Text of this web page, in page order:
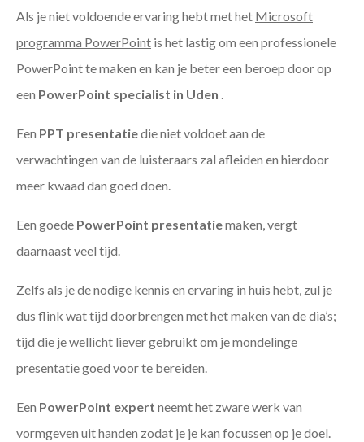
Als je niet voldoende ervaring hebt met het Microsoft
programma PowerPoint is het lastig om een professionele
PowerPoint te maken en kan je beter een beroep door op
een PowerPoint specialist in Uden .
Een PPT presentatiedie niet voldoet aan de
verwachtingen van de luisteraars zal afleiden en hierdoor
meer kwaad dan goed doen.
Een goede PowerPoint presentatiemaken, vergt
daarnaast veel tijd.
Zelfs als je de nodige kennis en ervaring in huis hebt, zul je
dus flink wat tijd doorbrengen met het maken van de dia’s;
tijd die je wellicht liever gebruikt om je mondelinge
presentatie goed voor te bereiden.
Een PowerPoint expert neemt het zware werk van
vormgeven uit handen zodat je je kan focussen op je doel.